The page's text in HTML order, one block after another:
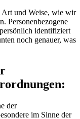
Art und Weise, wie wir
Personenbezogene
identifiziert
noch genauer, was
der
im Sinne der